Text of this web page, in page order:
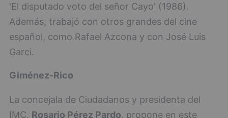
'El disputado voto del señor Cayo' (1986).
Además, trabajó con otros grandes del cine
español, como Rafael Azcona y con José Luis
Garci.
Giménez-Rico
La concejala de Ciudadanos y presidenta del
IMC, Rosario Pérez Pardo, propone en este